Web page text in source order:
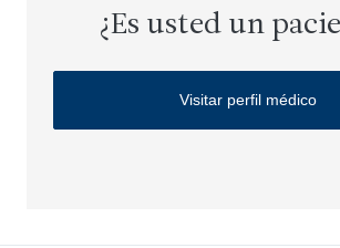
¿Es usted un
Visitar perfil médico